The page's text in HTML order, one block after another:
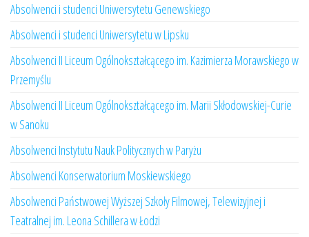
Absolwenci i studenci Uniwersytetu Genewskiego
Absolwenci i studenci Uniwersytetu w Lipsku
Absolwenci II Liceum Ogólnokształcącego im. Kazimierza Morawskiego w
Przemyślu
Absolwenci II Liceum Ogólnokształcącego im. Marii Skłodowskiej-Curie
w Sanoku
Absolwenci Instytutu Nauk Politycznych w Paryżu
Absolwenci Konserwatorium Moskiewskiego
Absolwenci Państwowej Wyższej Szkoły Filmowej, Telewizyjnej i
Teatralnej im. Leona Schillera w Łodzi